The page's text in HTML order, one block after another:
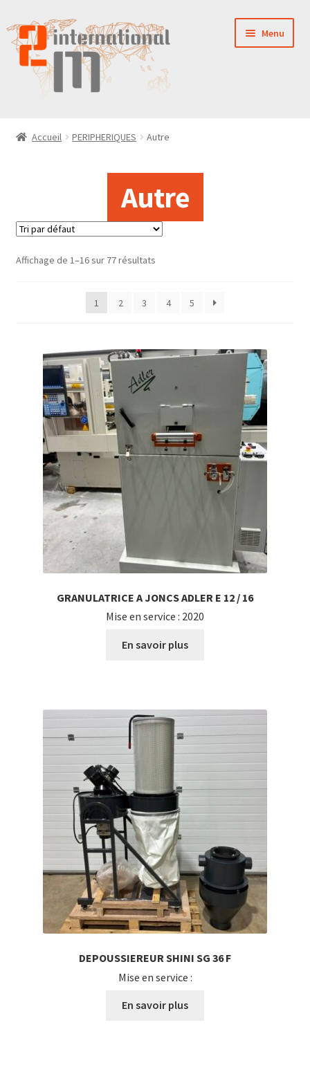
Aller
à
la
navigation
Aller
au
contenu
Menu
PIÈCES DÉTACHÉES
CONTACT
Accueil PERIPHERIQUES Autre
Autre
Affichage de 1–16 sur 77 résultats
1 2 3 4 5
GRANULATRICE A JONCS ADLER E 12 / 16
Mise en service : 2020
En savoir plus
DEPOUSSIEREUR SHINI SG 36 F
Mise en service :
En savoir plus